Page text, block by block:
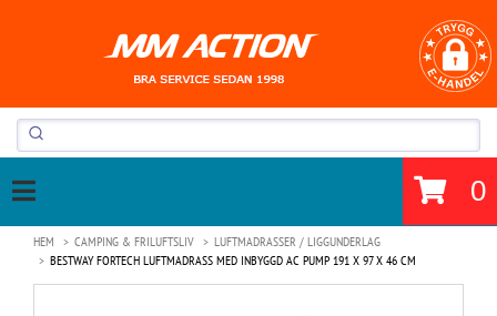
0
HEM CAMPING & FRILUFTSLIV
LUFTMADRASSER / LIGGUNDERLAG
BESTWAY FORTECH LUFTMADRASS MED INBYGGD AC PUMP 191 X 97 X 46 CM